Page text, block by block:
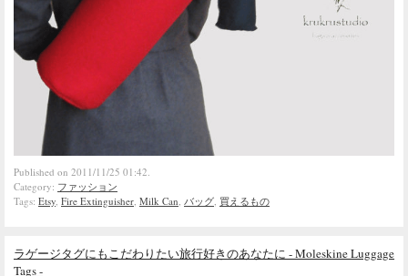
Published on 2011/11/25 01:42.
Category: ファッション
Tags: Etsy Fire Extinguisher Milk Can バッグ 買えるもの
ラゲージタグにもこだわりたい旅行好きのあなたに - Moleskine Luggage
Tags -